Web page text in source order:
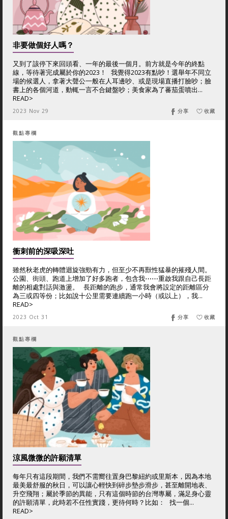
非要做個好人嗎？
又到了該停下來回頭看、一年的最後一個月。前方就是今年的終點
線，等待著完成屬於你的2023！ 我覺得2023有點吵！選舉年不同立
場的候選人，拿著大聲公一般在人耳邊吵、或是現場直播打臉吵；臉
書上的各個河道，動輒一言不合鍵盤吵；美食家為了蕃茄蛋噴出...
READ>
2023 Nov 29 收藏
分享
觀點專欄
衝刺前的深吸深吐
雖然秋老虎的轉體迴旋強勁有力，但至少不再獸性猛暴的摧殘人間。
公園、街頭、跑道上增加了好多跑者，包含我⋯⋯重啟我跟自己長距
離的相處對話與激盪。 長距離的跑步，通常我會將設定的距離區分
為三或四等份；比如說十公里需要連續跑一小時（或以上），我...
READ>
2023 Oct 31 收藏
分享
觀點專欄
涼風微微的許願清單
每年只有這段期間，我們不需嚮往置身巴黎紐約或里斯本，因為本地
最美最舒服的秋日，可以讓心輕快到碎步墊步滑步，甚至離開地表、
升空飛翔；屬於季節的異能，只有這個時節的台灣專屬，滿足身心靈
的許願清單，此時若不任性實踐，更待何時？比如： 找一個...
READ>